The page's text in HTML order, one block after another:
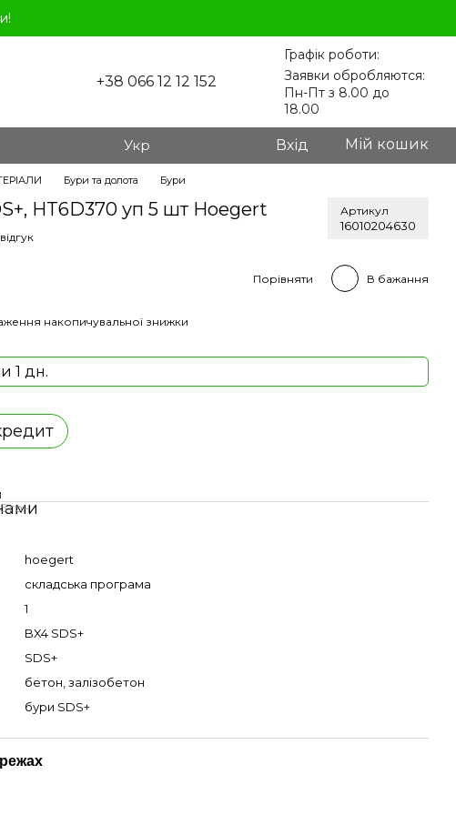
+38 066 12 12 152
Графік роботи:
Заявки обробляются:
Пн-Пт з 8.00 до
18.00
Укр Вхід Мій кошик
Бури та долота Бури
HT6D370 уп 5 шт Hoegert Артикул
16010204630
Порівняти В бажання
накопичувальної знижки
1 дн.
грн
hoegert
складська програма
1
BX4 SDS+
SDS+
бетон, залізобетон
бури SDS+